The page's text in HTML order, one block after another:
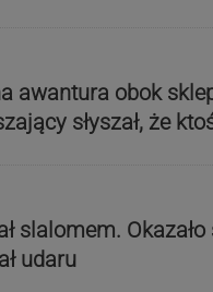
awantura obok
słyszał, że
slalomem. Okazało
udaru